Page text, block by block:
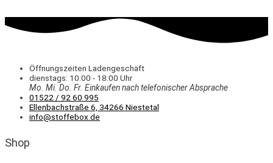
Öffnungszeiten Ladengeschäft
dienstags: 10:00 - 18:00 Uhr
Mo. Mi. Do. Fr. Einkaufennach telefonischer Absprache
01522 / 92 60 995
Ellenbachstraße 6, 34266 Niestetal
info@stoffebox.de
Shop